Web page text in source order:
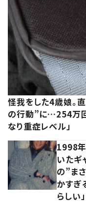
怪我をした4歳娘。
の行動”に…254万回
なり重症レベル」
1998年
いたギ
の”ま
かすぎ
らしい」